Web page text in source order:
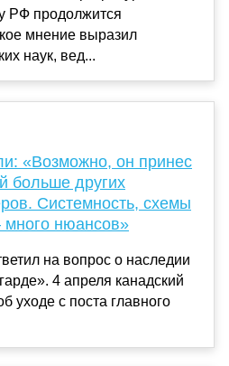
РФ продолжится
мнение выразил
наук, вед...
«Возможно, он принес
больше других
Системность, схемы
много нюансов»
на вопрос о наследии
4 апреля канадский
уходе с поста главного